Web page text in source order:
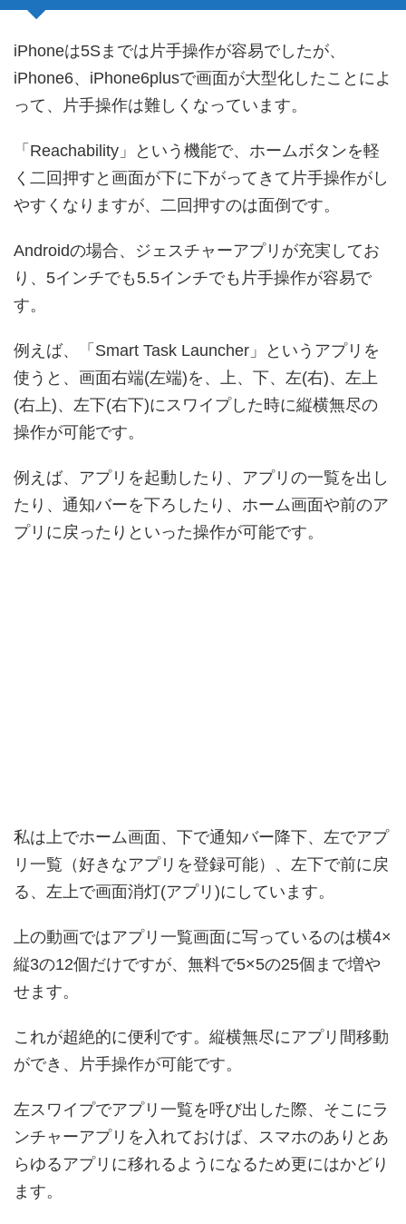
iPhoneは5Sまでは片手操作が容易でしたが、
iPhone6、iPhone6plusで画面が大型化したことによ
って、片手操作は難しくなっています。
「Reachability」という機能で、ホームボタンを軽
く二回押すと画面が下に下がってきて片手操作がし
やすくなりますが、二回押すのは面倒です。
Androidの場合、ジェスチャーアプリが充実してお
り、5インチでも5.5インチでも片手操作が容易で
す。
例えば、「Smart Task Launcher」というアプリを
使うと、画面右端(左端)を、上、下、左(右)、左上
(右上)、左下(右下)にスワイプした時に縦横無尽の
操作が可能です。
例えば、アプリを起動したり、アプリの一覧を出し
たり、通知バーを下ろしたり、ホーム画面や前のア
プリに戻ったりといった操作が可能です。
私は上でホーム画面、下で通知バー降下、左でアプ
リ一覧（好きなアプリを登録可能）、左下で前に戻
る、左上で画面消灯(アプリ)にしています。
上の動画ではアプリ一覧画面に写っているのは横4×
縦3の12個だけですが、無料で5×5の25個まで増や
せます。
これが超絶的に便利です。縦横無尽にアプリ間移動
ができ、片手操作が可能です。
左スワイプでアプリ一覧を呼び出した際、そこにラ
ンチャーアプリを入れておけば、スマホのありとあ
らゆるアプリに移れるようになるため更にはかどり
ます。